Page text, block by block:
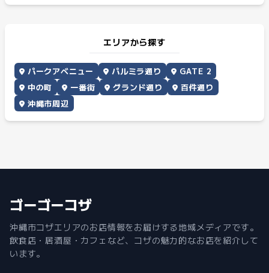
エリアから探す
パークアベニュー パルミラ通り
GATE 2
中の町
一番街 グランド通り
百件通り
沖縄市周辺
ゴーゴーコザ
沖縄市コザエリアのお店情報をお届けする地域メディアです。
飲食店・居酒屋・カフェなど、コザの魅力的なお店を紹介して
います。